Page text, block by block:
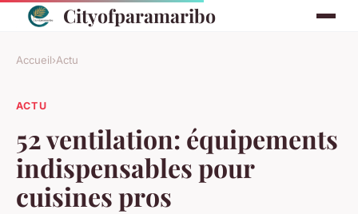
Cityofparamaribo
Accueil›Actu
ACTU
52 ventilation: équipements
indispensables pour
cuisines pros